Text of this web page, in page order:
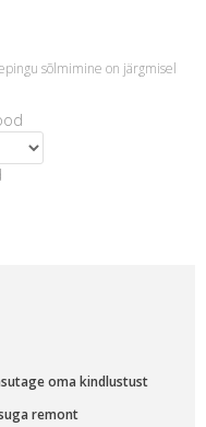
sõlmimine on järgmisel
oma kindlustust
remont